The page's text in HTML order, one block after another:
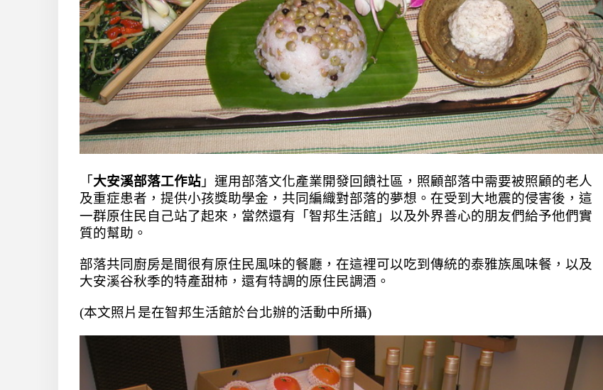
「大安溪部落工作站」 運用部落文化產業開發回饋社區， 照顧部落中需要被照顧的老人
及重症患者， 提供小孩獎助學金，共同編織對部落的夢想。在受到大地震的侵害後，這
一群原住民自己站了起來，當然還有
「智邦生活館 」以及外界善心的朋友們給予他們實
質的幫助。
部落共同廚房是間很有原住民風味的餐廳，在這裡可以吃到傳統的泰雅族風味餐，以及
大安溪谷秋季的特產甜柿， 還有特調的原住民調酒。
(本文照片是在智邦生活館於台北辦的活動中所攝)